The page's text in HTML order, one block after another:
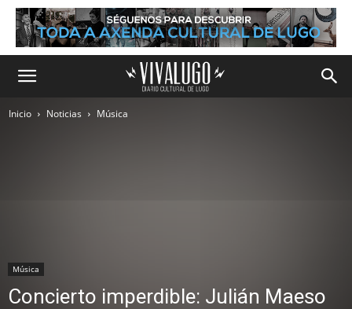
Inicio Noticias Música
Música
Concierto imperdible: Julián Maeso